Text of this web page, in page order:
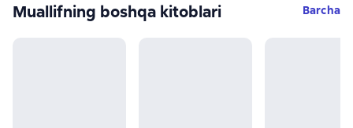
Muallifning boshqa kitoblari Barcha